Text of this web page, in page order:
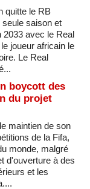
quitte le RB
saison et
2033 avec le Real
joueur africain le
Le Real
boycott des
du projet
maintien de son
de la Fifa,
monde, malgré
d'ouverture à des
et les